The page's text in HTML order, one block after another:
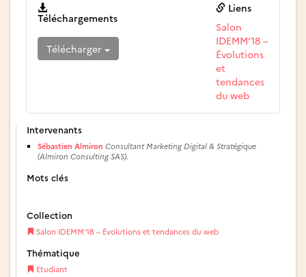
Téléchargements
Télécharger
Liens
Salon
IDEMM’18 –
Évolutions
et
tendances
du web
Intervenants
Sébastien Almiron Consultant Marketing Digital & Stratégique
(Almiron Consulting SAS).
Mots clés
Collection
Salon IDEMM’18 – Évolutions et tendances du web
Thématique
Etudiant